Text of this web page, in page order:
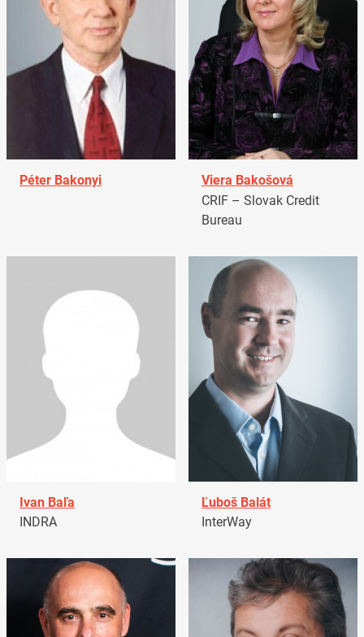
Péter Bakonyi
Viera Bakošová
CRIF – Slovak Credit
Bureau
Ivan Baľa
INDRA
Ľuboš Balát
InterWay